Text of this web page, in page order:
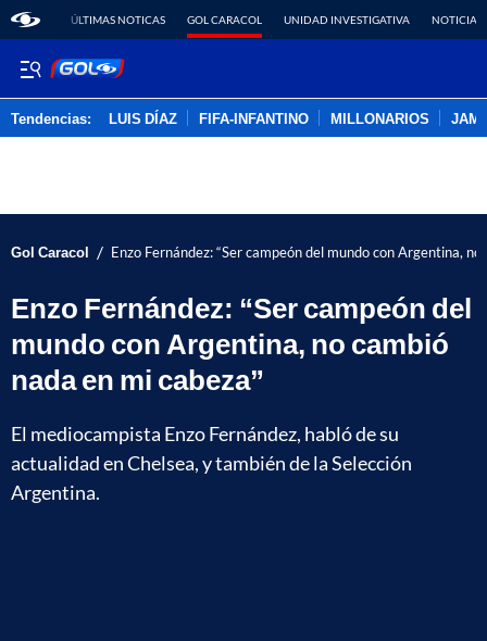
ÚLTIMAS NOTICAS GOL CARACOL UNIDAD INVESTIGATIVA NOTICIAS
Tendencias: LUIS DÍAZ FIFA-INFANTINO MILLONARIOS
Gol Caracol / Enzo Fernández: “Ser campeón del mundo con Argentina,
Enzo Fernández: “Ser campeón del
mundo con Argentina, no cambió
nada en mi cabeza”
El mediocampista Enzo Fernández, habló de su
actualidad en Chelsea, y también de la Selección
Argentina.